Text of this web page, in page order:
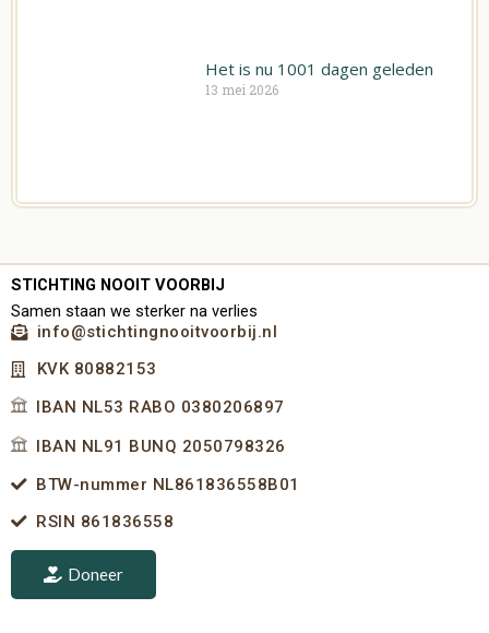
Het is nu 1001 dagen geleden
13 mei 2026
STICHTING NOOIT VOORBIJ
Samen staan we sterker na verlies
info@stichtingnooitvoorbij.nl
KVK 80882153
IBAN NL53 RABO 0380206897
IBAN NL91 BUNQ 2050798326
BTW-nummer NL861836558B01
RSIN 861836558
Doneer